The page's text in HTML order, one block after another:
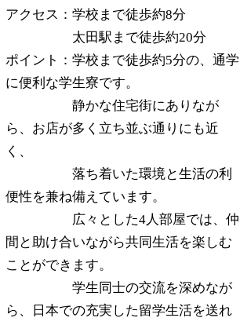
アクセス：学校まで徒歩約8分
太田駅まで徒歩約20分
ポイント：学校まで徒歩約5分の、通学
に便利な学生寮です。
静かな住宅街にありなが
ら、お店が多く立ち並ぶ通りにも近
く、
落ち着いた環境と生活の利
便性を兼ね備えています。
広々とした4人部屋では、仲
間と助け合いながら共同生活を楽しむ
ことができます。
学生同士の交流を深めなが
ら、日本での充実した留学生活を送れ